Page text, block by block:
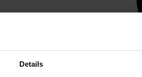
Details